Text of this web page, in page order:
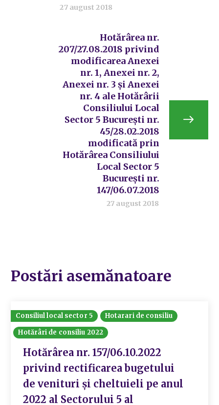
27 august 2018
Hotărârea nr.
207/27.08.2018 privind
modificarea Anexei
nr. 1, Anexei nr. 2,
Anexei nr. 3 și Anexei
nr. 4 ale Hotărârii
Consiliului Local
Sector 5 București nr.
45/28.02.2018
modificată prin
Hotărârea Consiliului
Local Sector 5
București nr.
147/06.07.2018
27 august 2018
Postări asemănatoare
Consiliul local sector 5
Hotarari de consiliu
Hotărâri de consiliu 2022
Hotărârea nr. 157/06.10.2022
privind rectificarea bugetului
de venituri și cheltuieli pe anul
2022 al Sectorului 5 al